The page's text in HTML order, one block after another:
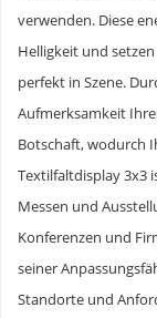
verwenden. Diese
Helligkeit und
perfekt in Szene.
Aufmerksamkeit
Botschaft, wodurch
Textilfaltdisplay 3x3
Messen und
Konferenzen und
seiner
Standorte und